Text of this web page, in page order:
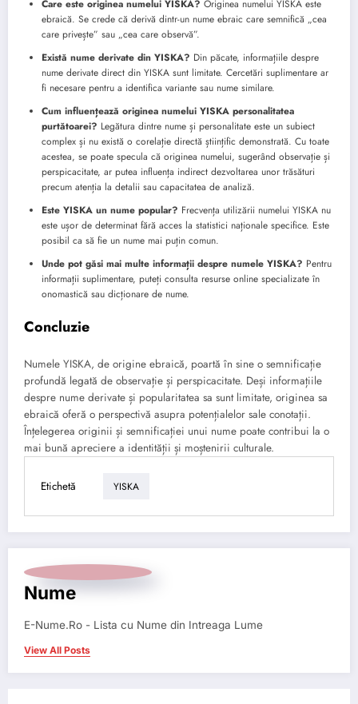
Care este originea numelui YISKA? Originea numelui YISKA este
ebraică. Se crede că derivă dintr-un nume ebraic care semnifică „cea
care privește” sau „cea care observă”.
Există nume derivate din YISKA? Din păcate, informațiile despre
nume derivate direct din YISKA sunt limitate. Cercetări suplimentare ar
fi necesare pentru a identifica variante sau nume similare.
Cum influențează originea numelui YISKA personalitatea
purtătoarei? Legătura dintre nume și personalitate este un subiect
complex și nu există o corelație directă științific demonstrată. Cu toate
acestea, se poate specula că originea numelui, sugerând observație și
perspicacitate, ar putea influența indirect dezvoltarea unor trăsături
precum atenția la detalii sau capacitatea de analiză.
Este YISKA un nume popular? Frecvența utilizării numelui YISKA nu
este ușor de determinat fără acces la statistici naționale specifice. Este
posibil ca să fie un nume mai puțin comun.
Unde pot găsi mai multe informații despre numele YISKA? Pentru
informații suplimentare, puteți consulta resurse online specializate în
onomastică sau dicționare de nume.
Concluzie
Numele YISKA, de origine ebraică, poartă în sine o semnificație
profundă legată de observație și perspicacitate. Deși informațiile
despre nume derivate și popularitatea sa sunt limitate, originea sa
ebraică oferă o perspectivă asupra potențialelor sale conotații.
Înțelegerea originii și semnificației unui nume poate contribui la o
mai bună apreciere a identității și moștenirii culturale.
Etichetă YISKA
Nume
E-Nume.Ro - Lista cu Nume din Intreaga Lume
View All Posts